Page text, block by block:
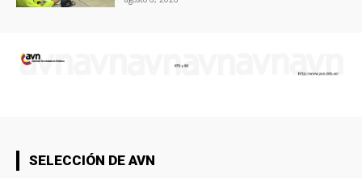
SELECCIÓN DE AVN